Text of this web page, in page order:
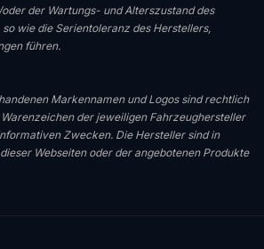
der Wartungs- und Alterszustand des
wie die Serientoleranz des Herstellers,
führen.
Markennamen und Logos sind rechtlich
der jeweiligen Fahrzeughersteller
Zwecken. Die Hersteller sind in
Webseiten oder der angebotenen Produkte